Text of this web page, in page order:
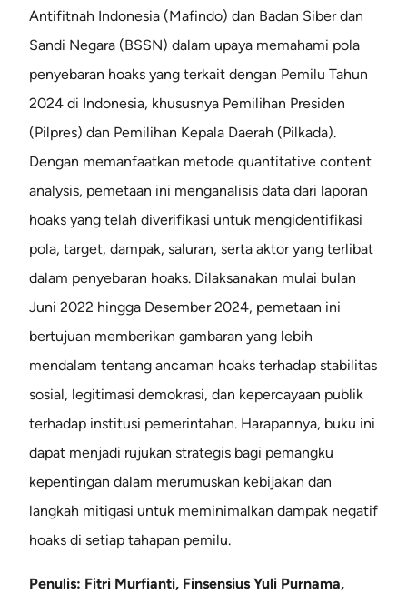
Antifitnah Indonesia (Mafindo) dan Badan Siber dan
Sandi Negara (BSSN) dalam upaya memahami pola
penyebaran hoaks yang terkait dengan Pemilu Tahun
2024 di Indonesia, khususnya Pemilihan Presiden
(Pilpres) dan Pemilihan Kepala Daerah (Pilkada).
Dengan memanfaatkan metode quantitative content
analysis, pemetaan ini menganalisis data dari laporan
hoaks yang telah diverifikasi untuk mengidentifikasi
pola, target, dampak, saluran, serta aktor yang terlibat
dalam penyebaran hoaks. Dilaksanakan mulai bulan
Juni 2022 hingga Desember 2024, pemetaan ini
bertujuan memberikan gambaran yang lebih
mendalam tentang ancaman hoaks terhadap stabilitas
sosial, legitimasi demokrasi, dan kepercayaan publik
terhadap institusi pemerintahan. Harapannya, buku ini
dapat menjadi rujukan strategis bagi pemangku
kepentingan dalam merumuskan kebijakan dan
langkah mitigasi untuk meminimalkan dampak negatif
hoaks di setiap tahapan pemilu.
Penulis: Fitri Murfianti, Finsensius Yuli Purnama,